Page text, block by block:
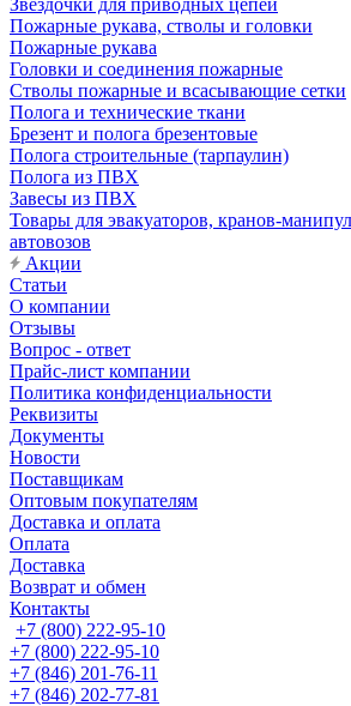
Звёздочки для приводных цепей
Пожарные рукава, стволы и головки
Пожарные рукава
Головки и соединения пожарные
Стволы пожарные и всасывающие сетки
Полога и технические ткани
Брезент и полога брезентовые
Полога строительные (тарпаулин)
Полога из ПВХ
Завесы из ПВХ
Товары для эвакуаторов, кранов-
автовозов
Акции
Статьи
О компании
Отзывы
Вопрос - ответ
Прайс-лист компании
Политика конфиденциальности
Реквизиты
Документы
Новости
Поставщикам
Оптовым покупателям
Доставка и оплата
Оплата
Доставка
Возврат и обмен
Контакты
+7 (800) 222-95-10
+7 (800) 222-95-10
+7 (846) 201-76-11
+7 (846) 202-77-81